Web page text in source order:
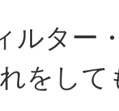
ルター
をし